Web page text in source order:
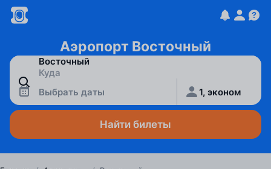
Аэропорт Восточный
Выбрать даты 1, эконом
Найти билеты